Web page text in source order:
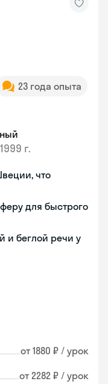
23 года опыта
1999 г.
что
для быстрого
и беглой речи у
от 1880 ₽ / урок
от 2282 ₽ / урок